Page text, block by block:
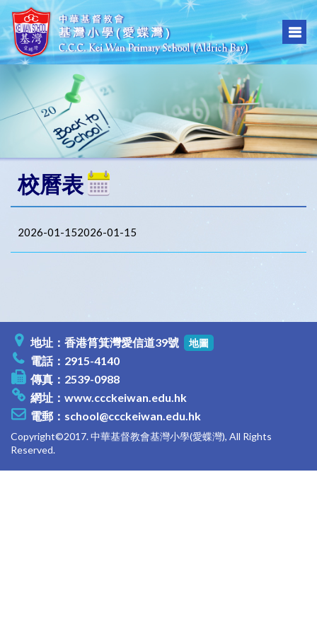
校曆表
2026-01-152026-01-15
地址：香港筲箕灣愛信道39號 地圖
電話：2915-4140
傳真：2539-0988
網址： www.ccckeiwan.edu.hk
電郵： school@ccckeiwan.edu.hk
Copyright©2017. 中華基督教會基灣小學(愛蝶灣), All Rights
Reserved.